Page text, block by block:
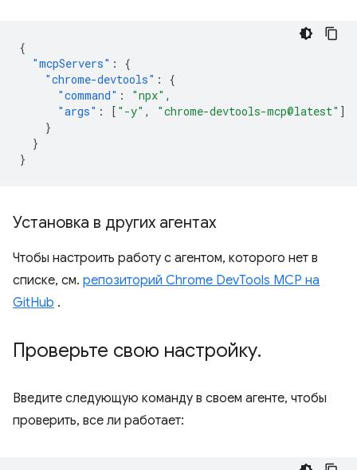
{
"mcpServers" :
{
"chrome-devtools" :
{
"command" : "npx" ,
"args" : [ "-y" , "chrome-devtools-mcp@latest" ]
}
}
}
Установка в других агентах
Чтобы настроить работу с агентом, которого нет в
списке, см. репозиторий Chrome DevTools MCP на
GitHub .
Проверьте свою настройку.
Введите следующую команду в своем агенте, чтобы
проверить, все ли работает: